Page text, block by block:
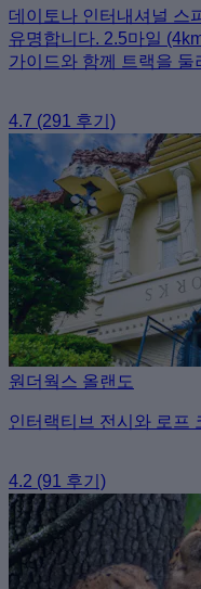
데이토나 인터내셔널 스
유명합니다. 2.5마일
가이드와 함께 트랙을 둘
4.7 (291 후기)
원더웍스 올랜도
인터랙티브 전시와 로프
4.2 (91 후기)